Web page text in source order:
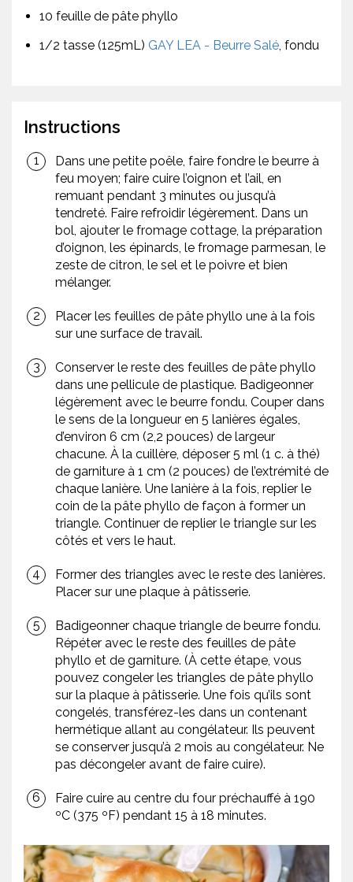
10 feuille de pâte phyllo
1/2 tasse (125mL) GAY LEA - Beurre Salé, fondu
Instructions
Dans une petite poêle, faire fondre le beurre à
feu moyen; faire cuire l’oignon et l’ail, en
remuant pendant 3 minutes ou jusqu’à
tendreté. Faire refroidir légèrement. Dans un
bol, ajouter le fromage cottage, la préparation
d’oignon, les épinards, le fromage parmesan, le
zeste de citron, le sel et le poivre et bien
mélanger.
Placer les feuilles de pâte phyllo une à la fois
sur une surface de travail.
Conserver le reste des feuilles de pâte phyllo
dans une pellicule de plastique. Badigeonner
légèrement avec le beurre fondu. Couper dans
le sens de la longueur en 5 lanières égales,
d’environ 6 cm (2,2 pouces) de largeur
chacune. À la cuillère, déposer 5 ml (1 c. à thé)
de garniture à 1 cm (2 pouces) de l’extrémité de
chaque lanière. Une lanière à la fois, replier le
coin de la pâte phyllo de façon à former un
triangle. Continuer de replier le triangle sur les
côtés et vers le haut.
Former des triangles avec le reste des lanières.
Placer sur une plaque à pâtisserie.
Badigeonner chaque triangle de beurre fondu.
Répéter avec le reste des feuilles de pâte
phyllo et de garniture. (À cette étape, vous
pouvez congeler les triangles de pâte phyllo
sur la plaque à pâtisserie. Une fois qu’ils sont
congelés, transférez-les dans un contenant
hermétique allant au congélateur. Ils peuvent
se conserver jusqu’à 2 mois au congélateur. Ne
pas décongeler avant de faire cuire).
Faire cuire au centre du four préchauffé à 190
ºC (375 ºF) pendant 15 à 18 minutes.